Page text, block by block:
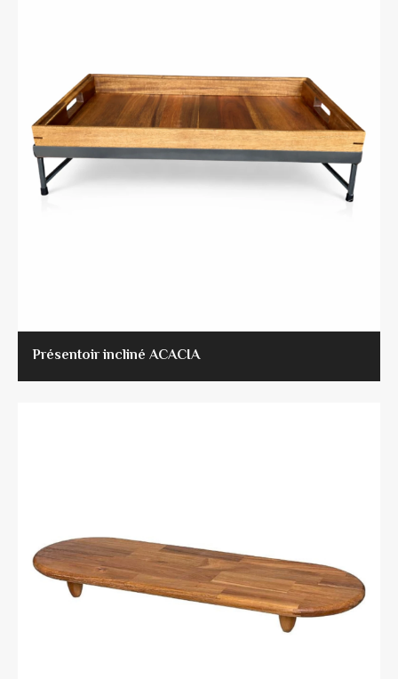
Présentoir incliné ACACIA